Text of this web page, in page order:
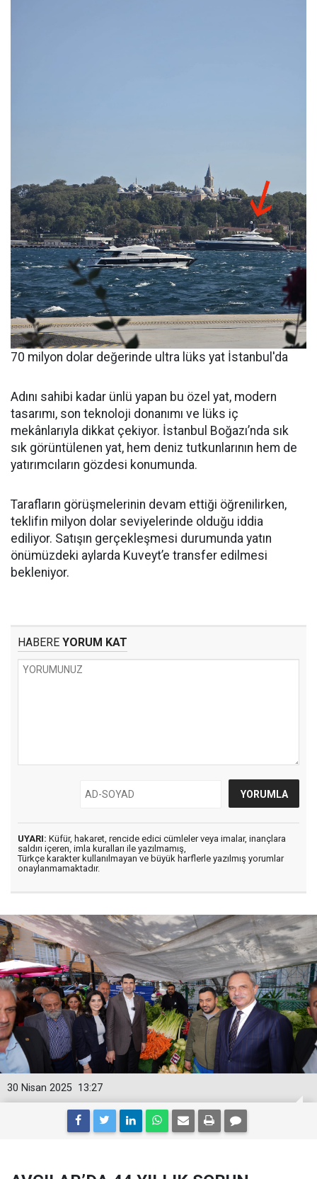
70 milyon dolar değerinde ultra lüks yat İstanbul'da
Adını sahibi kadar ünlü yapan bu özel yat, modern
tasarımı, son teknoloji donanımı ve lüks iç
mekânlarıyla dikkat çekiyor. İstanbul Boğazı’nda sık
sık görüntülenen yat, hem deniz tutkunlarının hem de
yatırımcıların gözdesi konumunda.
Tarafların görüşmelerinin devam ettiği öğrenilirken,
teklifin milyon dolar seviyelerinde olduğu iddia
ediliyor. Satışın gerçekleşmesi durumunda yatın
önümüzdeki aylarda Kuveyt’e transfer edilmesi
bekleniyor.
HABERE YORUM KAT
UYARI: Küfür, hakaret, rencide edici cümleler veya imalar, inançlara
saldırı içeren, imla kuralları ile yazılmamış,
Türkçe karakter kullanılmayan ve büyük harflerle yazılmış yorumlar
onaylanmamaktadır.
13:27
30 Nisan 2025